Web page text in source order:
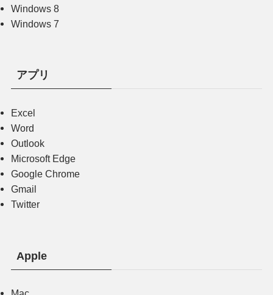
Windows 8
Windows 7
アプリ
Excel
Word
Outlook
Microsoft Edge
Google Chrome
Gmail
Twitter
Apple